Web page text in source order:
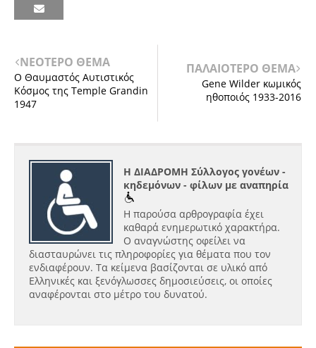
ΝΕΟΤΕΡΟ ΘΕΜΑ
Ο Θαυμαστός Αυτιστικός
Κόσμος της Temple Grandin
1947
ΠΑΛΑΙΟΤΕΡΟ ΘΕΜΑ
Gene Wilder κωμικός
ηθοποιός 1933-2016
Η ΔΙΑΔΡΟΜΗ Σύλλογος γονέων -
κηδεμόνων - φίλων με αναπηρία
Η παρούσα αρθρογραφία έχει
καθαρά ενημερωτικό χαρακτήρα.
Ο αναγνώστης οφείλει να
διασταυρώνει τις πληροφορίες για θέματα που τον
ενδιαφέρουν. Τα κείμενα βασίζονται σε υλικό από
Ελληνικές και ξενόγλωσσες δημοσιεύσεις, οι οποίες
αναφέρονται στο μέτρο του δυνατού.